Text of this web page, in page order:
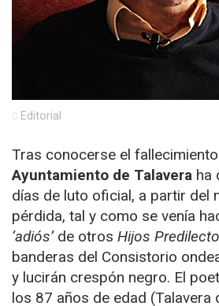
Editorial
Tras conocerse el
Ayuntamiento de Talavera ha
días de luto oficial, a partir del
pérdida, tal y como se venía
‘adiós’de otros Hijos
banderas del Consistorio
y lucirán crespón negro. El
los 87 años de edad (Talavera